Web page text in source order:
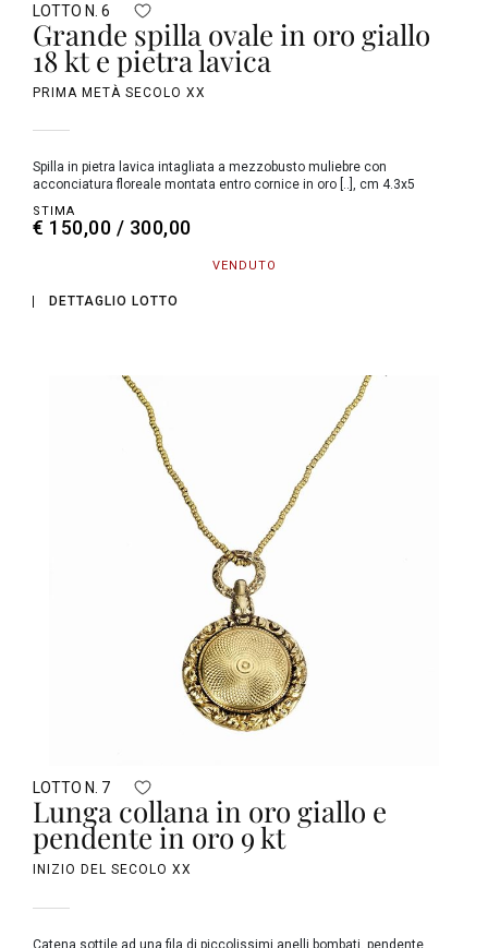
LOTTO N. 6
Grande spilla ovale in oro giallo
18 kt e pietra lavica
PRIMA METÀ SECOLO XX
Spilla in pietra lavica intagliata a mezzobusto muliebre con
acconciatura floreale montata entro cornice in oro [..], cm 4.3x5
STIMA
€ 150,00 / 300,00
VENDUTO
DETTAGLIO LOTTO
LOTTO N. 7
Lunga collana in oro giallo e
pendente in oro 9 kt
INIZIO DEL SECOLO XX
Catena sottile ad una fila di piccolissimi anelli bombati, pendente